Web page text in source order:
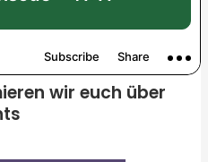
wir euch über